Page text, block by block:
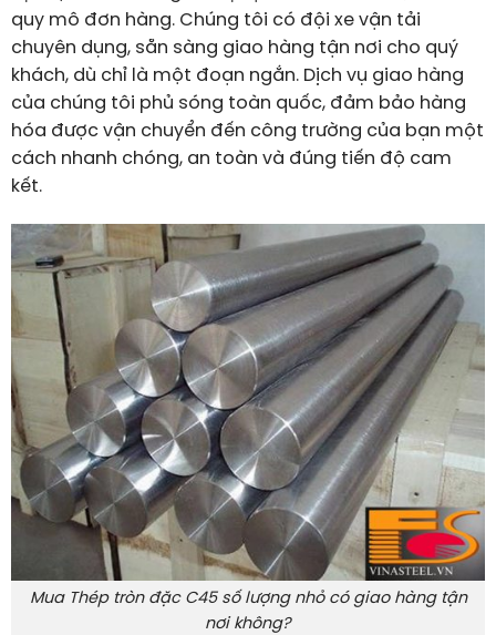
quy mô đơn hàng. Chúng tôi có đội xe vận tải
chuyên dụng, sẵn sàng giao hàng tận nơi cho quý
khách, dù chỉ là một đoạn ngắn. Dịch vụ giao hàng
của chúng tôi phủ sóng toàn quốc, đảm bảo hàng
hóa được vận chuyển đến công trường của bạn một
cách nhanh chóng, an toàn và đúng tiến độ cam
kết.
Mua Thép tròn đặc C45 số lượng nhỏ có giao hàng tận
nơi không?